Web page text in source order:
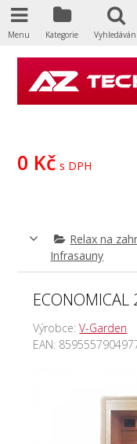
0 Kč s DPH
Relax na
Infrasauny
ECONOMICAL
Výrobce:V-Garden
EAN:
Menu Kategorie